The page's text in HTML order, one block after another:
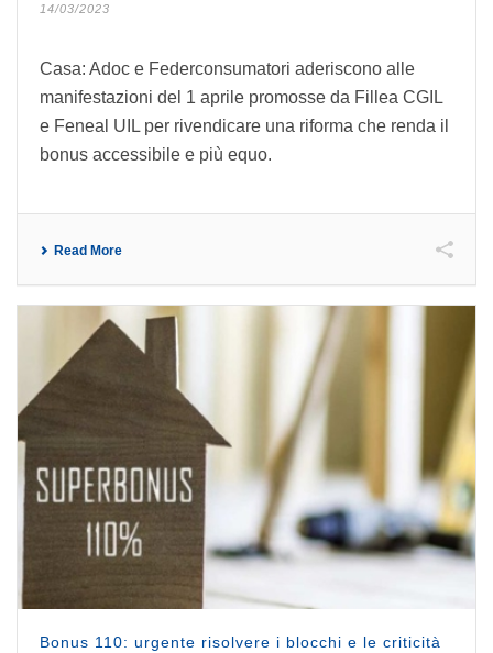
14/03/2023
Casa: Adoc e Federconsumatori aderiscono alle
manifestazioni del 1 aprile promosse da Fillea CGIL
e Feneal UIL per rivendicare una riforma che renda il
bonus accessibile e più equo.
Read More
Bonus 110: urgente risolvere i blocchi e le criticità